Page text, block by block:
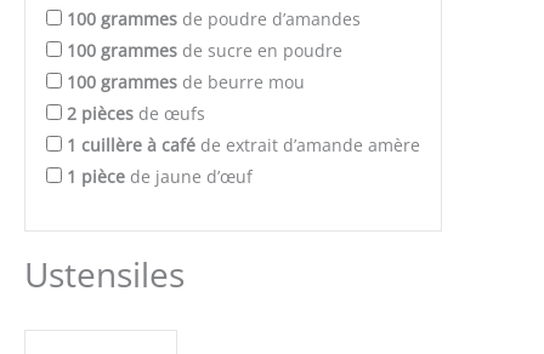
100 grammes de poudre d’amandes
100 grammes de sucre en poudre
100 grammes de beurre mou
2 pièces de œufs
1 cuillère à café de extrait d’amande amère
1 pièce de jaune d’œuf
Ustensiles